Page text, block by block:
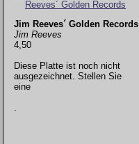
Jim Reeves´ Golden Records
Jim Reeves
4,50
Diese Platte ist noch nicht
ausgezeichnet. Stellen Sie
eine